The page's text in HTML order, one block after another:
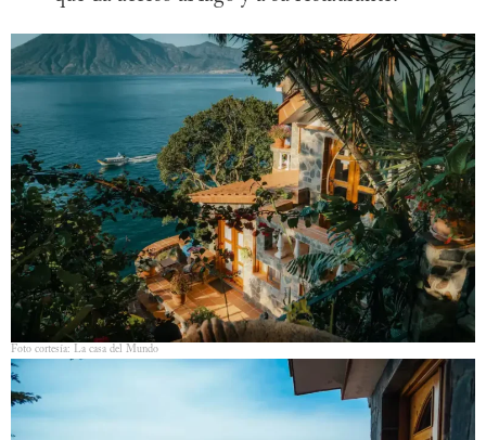
Foto cortesía: La casa del Mundo